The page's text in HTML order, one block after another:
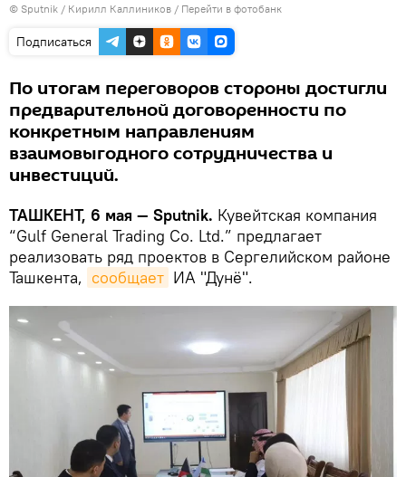
© Sputnik / Кирилл Каллиников / Перейти в фотобанк
Подписаться
По итогам переговоров стороны достигли
предварительной договоренности по
конкретным направлениям
взаимовыгодного сотрудничества и
инвестиций.
ТАШКЕНТ, 6 мая — Sputnik. Кувейтская компания
“Gulf General Trading Co. Ltd.” предлагает
реализовать ряд проектов в Сергелийском районе
Ташкента, сообщает ИА "Дунё".